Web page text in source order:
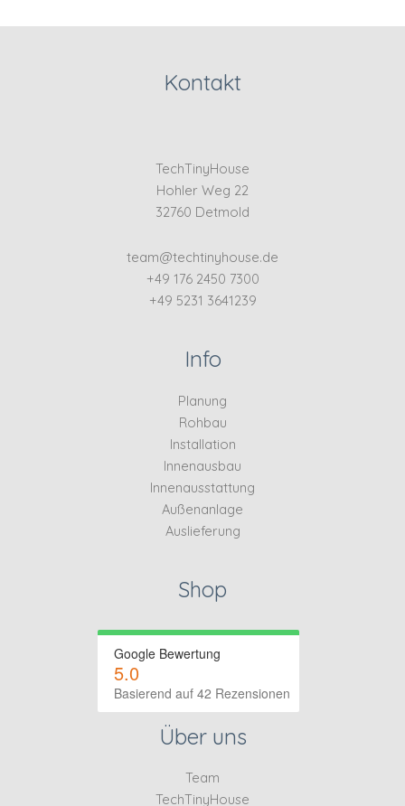
Kontakt
TechTinyHouse
Hohler Weg 22
32760 Detmold
team@techtinyhouse.de
+49 176 2450 7300
+49 5231 3641239
Info
Planung
Rohbau
Installation
Innenausbau
Innenausstattung
Außenanlage
Auslieferung
Shop
Google Bewertung
5.0
Basierend auf 42 Rezensionen
Über uns
Team
TechTinyHouse